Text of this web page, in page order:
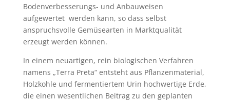
Bodenverbesserungs- und Anbauweisen
aufgewertet werden kann, so dass selbst
anspruchsvolle Gemüsearten in Marktqualität
erzeugt werden können.
In einem neuartigen, rein biologischen Verfahren
namens „Terra Preta“ entsteht aus Pflanzenmaterial,
Holzkohle und fermentiertem Urin hochwertige Erde,
die einen wesentlichen Beitrag zu den geplanten